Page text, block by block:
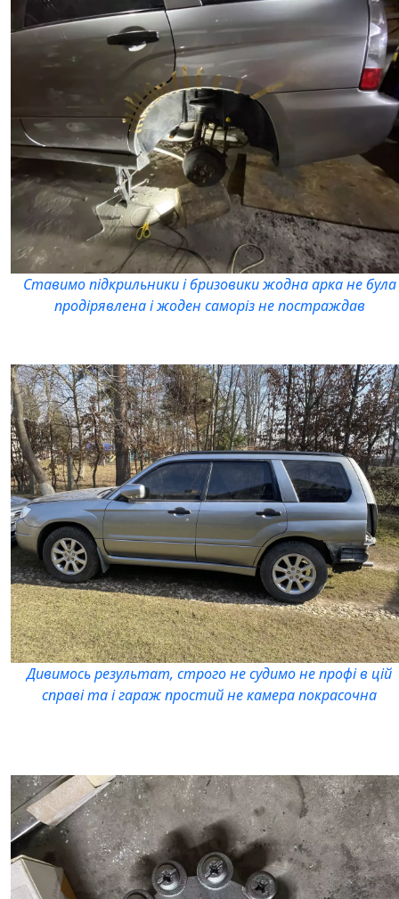
Ставимо підкрильники і бризовики жодна арка не була
продірявлена і жоден саморіз не постраждав
Дивимось результат, строго не судимо не профі в цій
справі та і гараж простий не камера покрасочна